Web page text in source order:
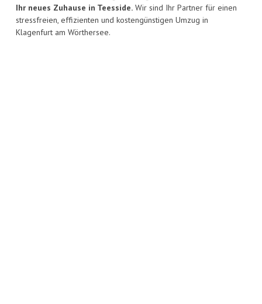
Ihr neues Zuhause in Teesside. Wir sind Ihr Partner für einen
stressfreien, effizienten und kostengünstigen Umzug in
Klagenfurt am Wörthersee.